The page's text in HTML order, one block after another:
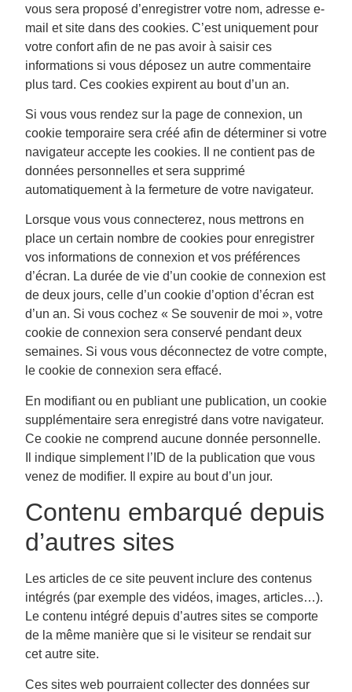
vous sera proposé d’enregistrer votre nom, adresse e-
mail et site dans des cookies. C’est uniquement pour
votre confort afin de ne pas avoir à saisir ces
informations si vous déposez un autre commentaire
plus tard. Ces cookies expirent au bout d’un an.
Si vous vous rendez sur la page de connexion, un
cookie temporaire sera créé afin de déterminer si votre
navigateur accepte les cookies. Il ne contient pas de
données personnelles et sera supprimé
automatiquement à la fermeture de votre navigateur.
Lorsque vous vous connecterez, nous mettrons en
place un certain nombre de cookies pour enregistrer
vos informations de connexion et vos préférences
d’écran. La durée de vie d’un cookie de connexion est
de deux jours, celle d’un cookie d’option d’écran est
d’un an. Si vous cochez « Se souvenir de moi », votre
cookie de connexion sera conservé pendant deux
semaines. Si vous vous déconnectez de votre compte,
le cookie de connexion sera effacé.
En modifiant ou en publiant une publication, un cookie
supplémentaire sera enregistré dans votre navigateur.
Ce cookie ne comprend aucune donnée personnelle.
Il indique simplement l’ID de la publication que vous
venez de modifier. Il expire au bout d’un jour.
Contenu embarqué depuis
d’autres sites
Les articles de ce site peuvent inclure des contenus
intégrés (par exemple des vidéos, images, articles…).
Le contenu intégré depuis d’autres sites se comporte
de la même manière que si le visiteur se rendait sur
cet autre site.
Ces sites web pourraient collecter des données sur